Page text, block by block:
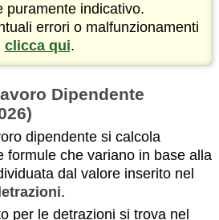
puramente indicativo.
errori o malfunzionamenti
clicca qui.
Dipendente
dipendente si calcola
formule che variano in base alla
dal valore inserito nel
.
per le detrazioni si trova nel